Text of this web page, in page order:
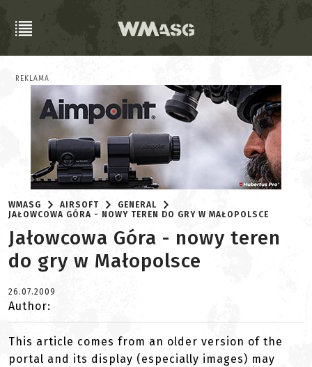
REKLAMA
WMASG AIRSOFT
GENERAL
JAŁOWCOWA GÓRA - NOWY TEREN DO GRY W MAŁOPOLSCE
Jałowcowa Góra - nowy teren
do gry w Małopolsce
26.07.2009
Author:
This article comes from an older version of the
portal and its display (especially images) may